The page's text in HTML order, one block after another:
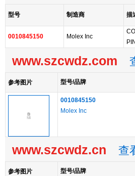
型号 制造商 描
0010845150 Molex Inc
www.szcwdz.com
参考图片 型号/品牌
0010845150
Molex Inc
www.szcwdz.cn 查
参考图片 型号/品牌